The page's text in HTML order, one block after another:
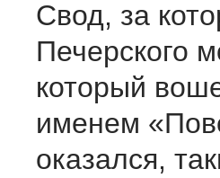
Свод, за
Печерского
который
именем
оказался,